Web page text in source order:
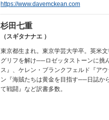
https://www.davemckean.com
杉田七重
（スギタナナエ ）
東京都生まれ。東京学芸大学卒。英米
グリフを解け──ロゼッタストーンに挑
ス』、ケレン・ブランクフェルド『ア
ン『海賊たちは黄金を目指す──日誌か
て戦闘』など訳書多数。